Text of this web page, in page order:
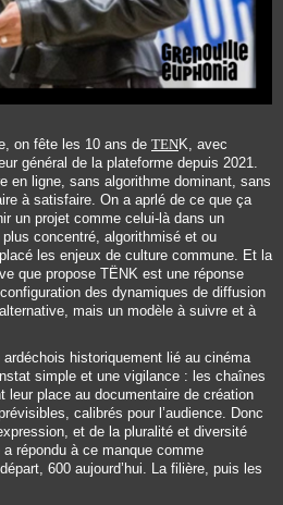
on fête les 10 ans de TENK, avec
général de la plateforme depuis 2021.
en ligne, sans algorithme dominant, sans
à satisfaire. On a aprlé de ce que ça
un projet comme celui-là dans un
concentré, algorithmisé et ou
les enjeux de culture commune. Et la
que propose TËNK est une réponse
des dynamiques de diffusion
mais un modèle à suivre et à
ardéchois historiquement lié au cinéma
simple et une vigilance : les chaînes
leur place au documentaire de création
calibrés pour l’audience. Donc
et de la pluralité et diversité
répondu à ce manque comme
600 aujourd’hui. La filière, puis les